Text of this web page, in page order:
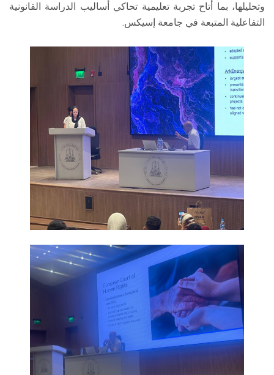
وتحليلها، بما أتاح تجربة تعليمية تحاكي أساليب الدراسة القانونية
التفاعلية المتبعة في جامعة إسيكس.